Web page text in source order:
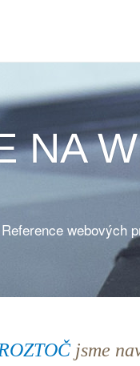
NA
Reference webových
jsme